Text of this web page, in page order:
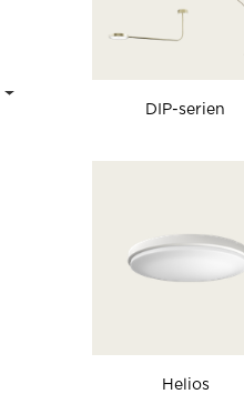
DIP-serien
Helios